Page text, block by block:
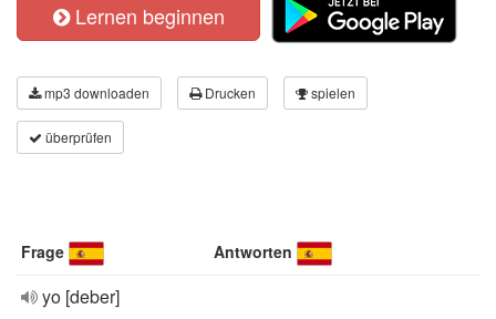
Lernen beginnen
mp3 downloaden Drucken spielen
überprüfen
Frage Antworten
yo [deber]